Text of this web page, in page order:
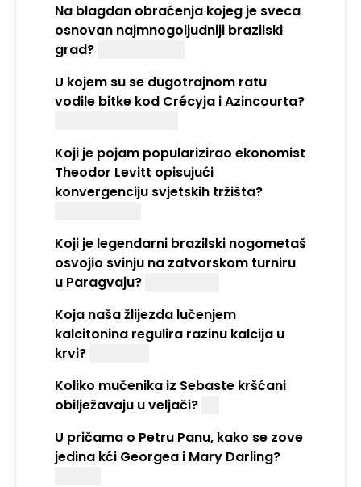
Na blagdan obraćenja kojeg je sveca
osnovan najmnogoljudniji brazilski
grad?
U kojem su se dugotrajnom ratu
vodile bitke kod Crécyja i Azincourta?
Koji je pojam popularizirao ekonomist
Theodor Levitt opisujući
konvergenciju svjetskih tržišta?
Koji je legendarni brazilski nogometaš
osvojio svinju na zatvorskom turniru
u Paragvaju?
Koja naša žlijezda lučenjem
kalcitonina regulira razinu kalcija u
krvi?
Koliko mučenika iz Sebaste kršćani
obilježavaju u veljači?
U pričama o Petru Panu, kako se zove
jedina kći Georgea i Mary Darling?